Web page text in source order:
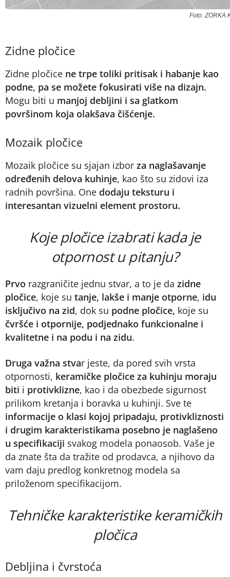
Foto: ZORKA
Zidne pločice
Zidne pločice ne trpe toliki pritisak i habanje kao
podne, pa se možete fokusirati više na dizajn.
Mogu biti u manjoj debljini i sa glatkom
površinom koja olakšava čišćenje.
Mozaik pločice
Mozaik pločice su sjajan izbor za naglašavanje
određenih delova kuhinje, kao što su zidovi iza
radnih površina. One dodaju teksturu i
interesantan vizuelni element prostoru.
Koje pločice izabrati kada je
otpornost u pitanju?
Prvo razgraničite jednu stvar, a to je da zidne
pločice, koje su tanje, lakše i manje otporne, idu
isključivo na zid, dok su podne pločice, koje su
čvršće i otpornije, podjednako funkcionalne i
kvalitetne i na podu i na zidu.
Druga važna stvar jeste, da pored svih vrsta
otpornosti, keramičke pločice za kuhinju moraju
biti i protivklizne, kao i da obezbede sigurnost
prilikom kretanja i boravka u kuhinji. Sve te
informacije o klasi kojoj pripadaju, protivkliznosti
i drugim karakteristikama posebno je naglašeno
u specifikaciji svakog modela ponaosob. Vaše je
da znate šta da tražite od prodavca, a njihovo da
vam daju predlog konkretnog modela sa
priloženom specifikacijom.
Tehničke karakteristike keramičkih
pločica
Debljina i čvrstoća